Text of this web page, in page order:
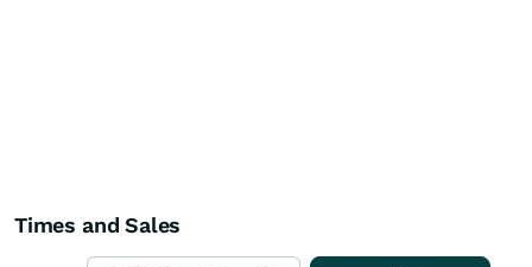
Times and Sales